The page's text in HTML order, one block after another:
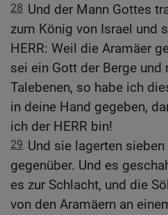
28 Und der Mann Gottes
zum König von Israel und
HERR: Weil die Aramäer
sei ein Gott der Berge und
Talebenen, so habe ich
in deine Hand gegeben,
ich der HERR bin!
29 Und sie lagerten
gegenüber. Und es
es zur Schlacht, und die
von den Aramäern an